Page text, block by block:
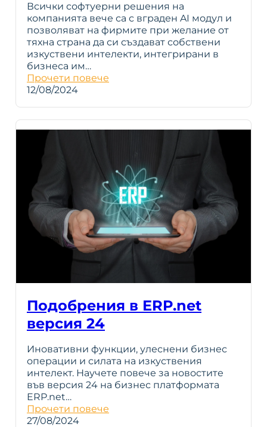
Всички софтуерни решения на
компанията вече са с вграден AI модул и
позволяват на фирмите при желание от
тяхна страна да си създават собствени
изкуствени интелекти, интегрирани в
бизнеса им…
Прочети повече
12/08/2024
Подобрения в ERP.net
версия 24
Иновативни функции, улеснени бизнес
операции и силата на изкуствения
интелект. Научете повече за новостите
във версия 24 на бизнес платформата
ERP.net…
Прочети повече
27/08/2024